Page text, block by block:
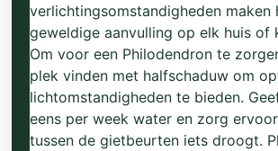
verlichtingsomstandigheden maken
geweldige aanvulling op elk huis of
Om voor een Philodendron te
plek vinden met halfschaduw om
lichtomstandigheden te bieden.
eens per week water en zorg
tussen de gietbeurten iets droogt.